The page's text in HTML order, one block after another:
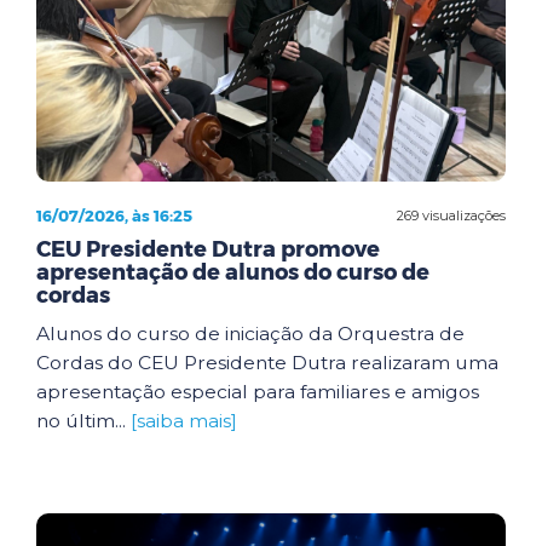
269 visualizações
16/07/2026, às 16:25
CEU Presidente Dutra promove
apresentação de alunos do curso de
cordas
Alunos do curso de iniciação da Orquestra de
Cordas do CEU Presidente Dutra realizaram uma
apresentação especial para familiares e amigos
no últim... [saiba mais]